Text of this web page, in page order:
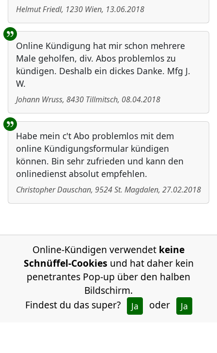
Helmut Friedl, 1230 Wien, 13.06.2018
Online Kündigung hat mir schon mehrere
Male geholfen, div. Abos problemlos zu
kündigen. Deshalb ein dickes Danke. Mfg J.
W.
Johann Wruss, 8430 Tillmitsch, 08.04.2018
Habe mein c't Abo problemlos mit dem
online Kündigungsformular kündigen
können. Bin sehr zufrieden und kann den
onlinedienst absolut empfehlen.
Christopher Dauschan, 9524St. Magdalen, 27.02.2018
Online-Kündigen verwendet keine
Schnüffel-Cookies und hat daher kein
penetrantes Pop-up über den halben
Bildschirm.
Findest du das super?
Ja oder Ja